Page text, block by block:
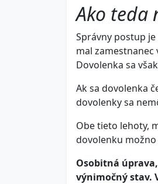
Ako teda
Správny postup
mal zamestnanec
Dovolenka sa
Ak sa dovolenka
dovolenky sa
Obe tieto lehoty,
dovolenku
Osobitná
výnimočný stav.